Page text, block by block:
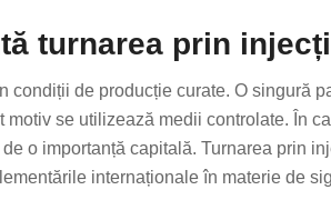
turnarea prin
condiții de producție curate. O singură
se utilizează medii controlate. În
o importanță capitală. Turnarea prin
internaționale în materie de